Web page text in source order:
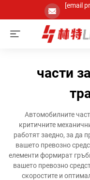
[email
части
Автомобилните
критичните
работят заедно, за да
вашето превозно
елементи формират
вашето превозно
скоростите и